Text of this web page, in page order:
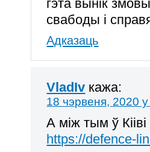
гэта вынік
свабоды і
Адказаць
VladIv кажа:
18 чэрвеня, 2020
А між тым ў
https://defence-